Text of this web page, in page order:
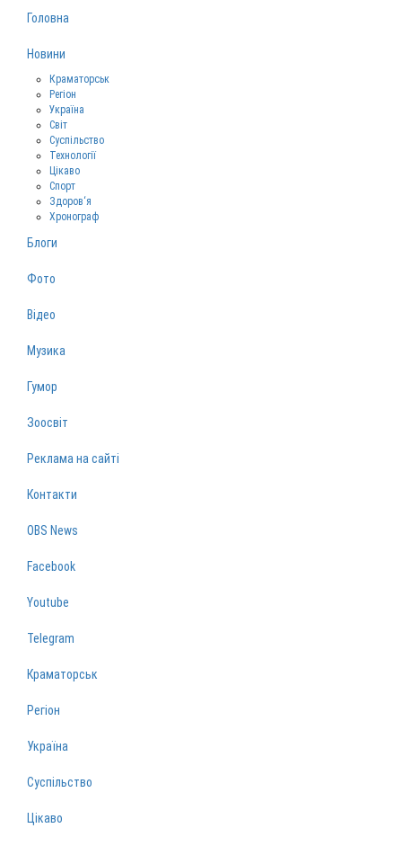
Головна
Новини
Краматорськ
Регіон
Україна
Світ
Суспільство
Технології
Цікаво
Спорт
Здоров‘я
Хронограф
Блоги
Фото
Відео
Музика
Гумор
Зоосвіт
Реклама на сайті
Контакти
OBS News
Facebook
Youtube
Telegram
Краматорськ
Регіон
Україна
Суспільство
Цікаво